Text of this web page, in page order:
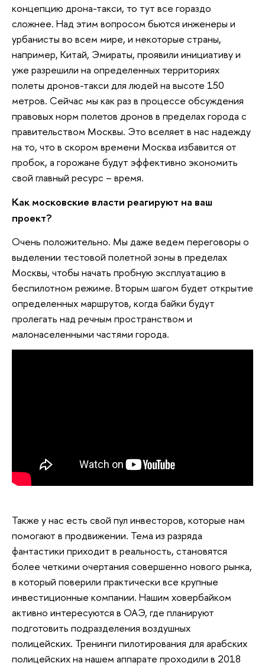
концепцию дрона-такси, то тут все гораздо
сложнее. Над этим вопросом бьются инженеры и
урбанисты во всем мире, и некоторые страны,
например, Китай, Эмираты, проявили инициативу и
уже разрешили на определенных территориях
полеты дронов-такси для людей на высоте 150
метров. Сейчас мы как раз в процессе обсуждения
правовых норм полетов дронов в пределах города с
правительством Москвы. Это вселяет в нас надежду
на то, что в скором времени Москва избавится от
пробок, а горожане будут эффективно экономить
свой главный ресурс – время.
Как московские власти реагируют на ваш
проект?
Очень положительно. Мы даже ведем переговоры о
выделении тестовой полетной зоны в пределах
Москвы, чтобы начать пробную эксплуатацию в
беспилотном режиме. Вторым шагом будет открытие
определенных маршрутов, когда байки будут
пролегать над речным пространством и
малонаселенными частями города.
Также у нас есть свой пул инвесторов, которые нам
помогают в продвижении. Тема из разряда
фантастики приходит в реальность, становятся
более четкими очертания совершенно нового рынка,
в который поверили практически все крупные
инвестиционные компании. Нашим ховербайком
активно интересуются в ОАЭ, где планируют
подготовить подразделения воздушных
полицейских. Тренинги пилотирования для арабских
полицейских на нашем аппарате проходили в 2018